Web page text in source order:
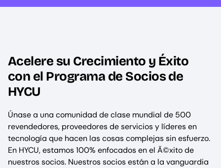
Acelere su Crecimiento y Éxito
con el Programa de Socios de
HYCU
Únase a una comunidad de clase mundial de 500
revendedores, proveedores de servicios y líderes en
tecnología que hacen las cosas complejas sin esfuerzo.
En HYCU, estamos 100% enfocados en el Ã©xito de
nuestros socios. Nuestros socios están a la vanguardia